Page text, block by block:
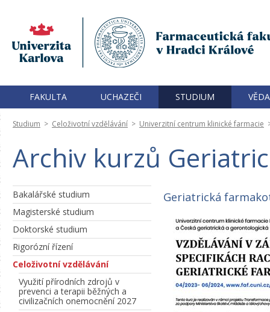
FAKULTA UCHAZEČI STUDIUM
Studium > Celoživotní vzdělávání > Univerzitní centrum klinické farmacie
Archiv kurzů
Bakalářské studium
Magisterské studium
Doktorské studium
Rigorózní řízení
Celoživotní vzdělávání
Využití přírodních zdrojů v
prevenci a terapii běžných a
civilizačních onemocnění 2027
Geriatrická